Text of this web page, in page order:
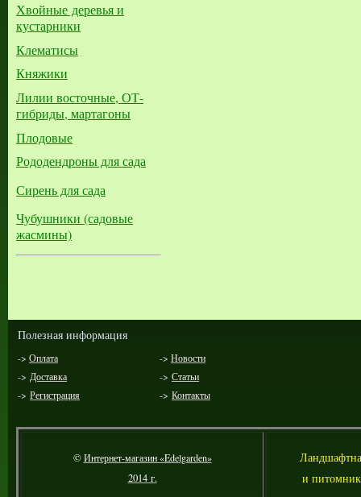
Хвойные деревья и
кустарники
Клематисы
Княжики
Лилии восточные, ОТ-
гибриды, мартагоны
Плодовые
Рододендроны для сада
Сирень для сада
Чубушники (садовые
жасмины)
Полезная информация
-> Оплата -> Новости
-> Доставка -> Статьи
-> Регистрация -> Контакты
©Интернет-магазин «Edelgarden»
2014 г.
Л
и питомник